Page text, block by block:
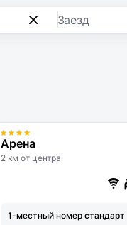
Заезд
Арена
2 км от центра
1-местный номер стандарт